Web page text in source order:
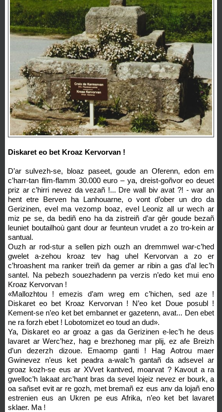
Diskaret eo bet Kroaz Kervorvan !
D’ar sulvezh-se, bloaz paseet, goude an Oferenn, edon em
c’harr-tan flim-flamm 30.000 euro – ya, dreist-goñvor eo deuet
priz ar c’hirri nevez da vezañ !... Dre wall biv avat ?! - war an
hent etre Berven ha Lanhouarne, o vont d’ober un dro da
Gerizinen, evel ma vezomp boaz, evel Leoniz all ur wech ar
miz pe se, da bediñ eno ha da zistreiñ d’ar gêr goude bezañ
leuniet boutailhoù gant dour ar feunteun vrudet a zo tro-kein ar
santual.
Ouzh ar rod-stur a sellen pizh ouzh an dremmwel war-c’hed
gwelet a-zehou kroaz tev hag uhel Kervorvan a zo er
c’hroashent ma ranker treiñ da gemer ar ribin a gas d’al lec’h
santel. Na pebezh souezhadenn pa verzis n’edo ket mui eno
Kroaz Kervorvan !
«Mallozhtou ! emezis d’am wreg em c’hichen, sed aze !
Diskaret eo bet Kroaz Kervorvan ! N’eo ket Doue posubl !
Kement-se n’eo ket bet embannet er gazetenn, avat... Den ebet
ne ra forzh ebet ! Lobotomizet eo toud an dud».
Ya, Diskaret eo ar groaz a gas da Gerizinen e-lec’h he deus
lavaret ar Werc’hez, hag e brezhoneg mar plij, ez afe Breizh
d’un dezerzh dizoue. Emaomp ganti ! Hag Aotrou maer
Gwinevez n’eus ket peadra a-walc’h gantañ da adsevel ar
groaz kozh-se eus ar XVvet kantved, moarvat ? Kavout a ra
gwelloc’h lakaat arc’hant bras da sevel lojeiz nevez er bourk, a
oa sañset evit ar re gozh, met bremañ ez eus anv da lojañ eno
estrenien eus an Ukren pe eus Afrika, n’eo ket bet lavaret
sklaer. Ma !